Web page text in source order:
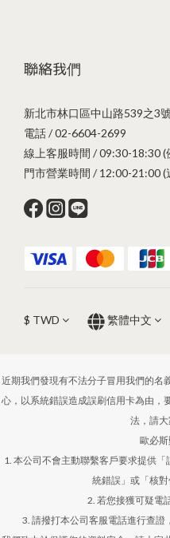
聯絡我們
新北市林口區中山路539之3號
電話 / 02-6604-2699
線上客服時間 / 09:30-18:30 (
門市營業時間 / 12:00-21:00 (
$ TWD 繁體中文
近期我們發現有不法分子冒用我們的名
心，以系統錯誤造成誤刷信用卡為由，
法，請大
歐必斯
1. 本公司不會主動聯繫客戶要求提供
統錯誤」或「核對
2. 若您接獲可疑電
3. 請撥打本公司客服電話進行查證